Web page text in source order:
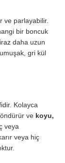
ve parlayabilir.
bir boncuk
daha uzun
gri kül
Kolayca
ve koyu,
veya
veya hiç